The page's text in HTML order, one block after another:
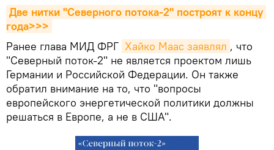
Две нитки "Северного потока-2" построят к концу
года>>>
Ранее глава МИД ФРГ Хайко Маас заявлял , что
"Северный поток-2" не является проектом лишь
Германии и Российской Федерации. Он также
обратил внимание на то, что "вопросы
европейского энергетической политики должны
решаться в Европе, а не в США".